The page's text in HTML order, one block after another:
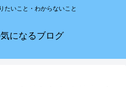
たいこと・わからないこと
になるブログ